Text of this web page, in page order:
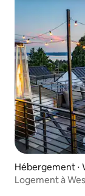
Hébergement ⋅
Logement à